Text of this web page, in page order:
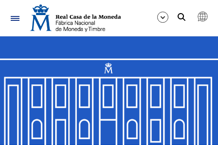
Nabigazioa
Erakutsi/Ezkutatu
Erakutsi/Ezkutatu
Erakutsi/Ezkutatu